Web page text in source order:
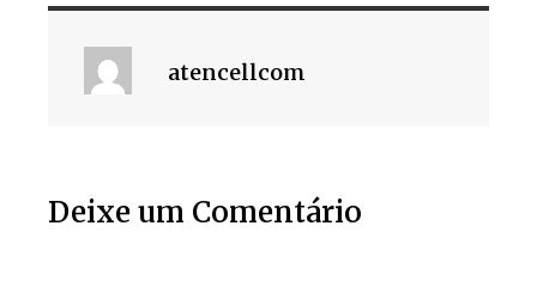
atencellcom
Deixe um Comentário